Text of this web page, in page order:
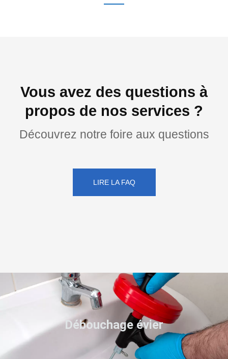
Vous avez des questions à
propos de nos services ?
Découvrez notre foire aux questions
LIRE LA FAQ
Débouchage évier